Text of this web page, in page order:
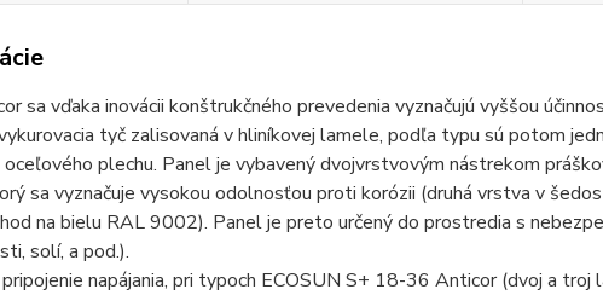
sa vďaka inovácii konštrukčného prevedenia vyznačujú vyššou
tyč zalisovaná v hliníkovej lamele, podľa typu sú potom
plechu. Panel je vybavený dvojvrstvovým nástrekom
sa vyznačuje vysokou odolnosťou proti korózii (druhá vrstva v
na bielu RAL 9002). Panel je preto určený do prostredia s
solí, a pod.).
napájania, pri typoch ECOSUN S+ 18-36 Anticor (dvoj a